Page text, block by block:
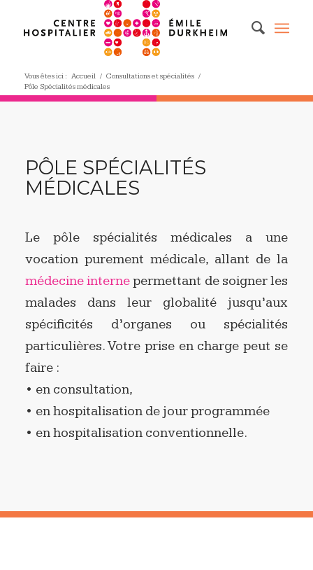
Vous êtes ici : Accueil / Consultations et spécialités /
Pôle Spécialités médicales
PÔLE SPÉCIALITÉS
MÉDICALES
Le pôle spécialités médicales a une
vocation purement médicale, allant de la
médecine internepermettant de soigner les
malades dans leur globalité jusqu’aux
spécificités d’organes ou spécialités
particulières. Votre prise en charge peut se
faire :
• en consultation,
• en hospitalisation de jour programmée
• en hospitalisation conventionnelle.